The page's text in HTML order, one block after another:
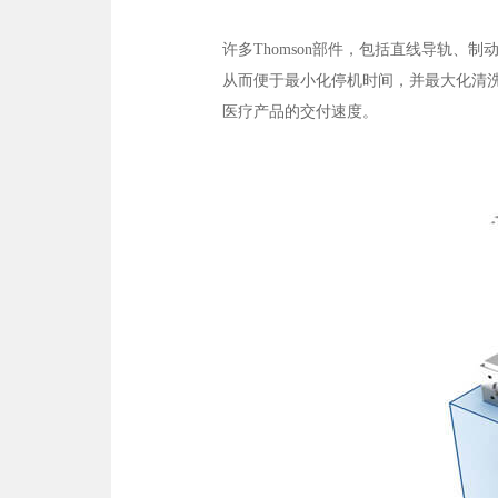
许多Thomson部件，包括直线导轨、制
从而便于最小化停机时间，并最大化清
医疗产品的交付速度。